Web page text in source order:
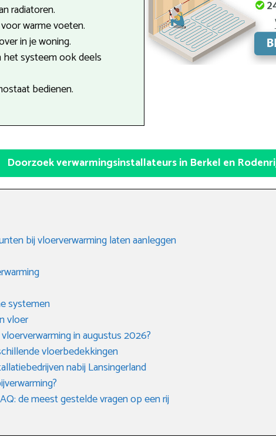
radiatoren.
warme voeten.
in je woning.
systeem ook deels
bedienen.
Doorzoek verwarmingsinstallateurs in Berkel en
bij vloerverwarming laten aanleggen
systemen
vloer
in augustus 2026?
vloerbedekkingen
nabij Lansingerland
de meest gestelde vragen op een rij